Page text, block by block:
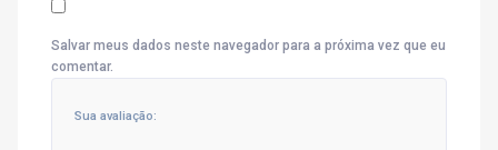
Salvar meus dados neste navegador para a próxima vez que eu
comentar.